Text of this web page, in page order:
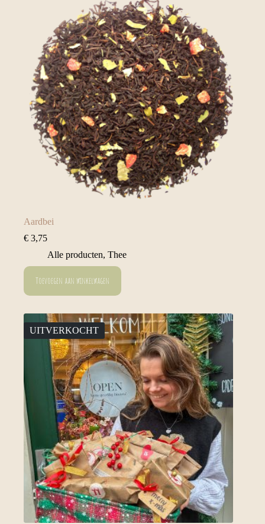
Aardbei
€ 3,75
Alle producten, Thee
Toevoegen aan winkelwagen
UITVERKOCHT